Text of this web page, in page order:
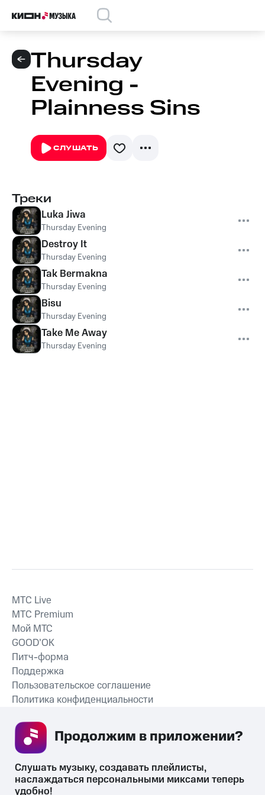
Thursday
Evening -
Plainness Sins
СЛУШАТЬ
Треки
Luka Jiwa
Thursday Evening
Destroy It
Thursday Evening
Tak Bermakna
Thursday Evening
Bisu
Thursday Evening
Take Me Away
Thursday Evening
СКАЧАТЬ ПРИЛОЖЕНИЕ
MTС Live
MTС Premium
Мой МТС
GOOD’OK
Питч-форма
Поддержка
Пользовательское соглашение
Политика конфиденциальности
Слушать музыку, создавать плейлисты,
наслаждаться персональными миксами теперь
удобно!